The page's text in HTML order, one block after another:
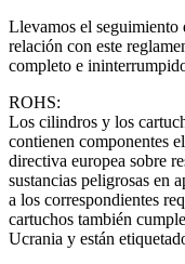
Llevamos el seguimiento
relación con este
completo e
ROHS:
Los cilindros y los
contienen componentes
directiva europea sobre
sustancias peligrosas en
a los correspondientes
cartuchos también
Ucrania y están